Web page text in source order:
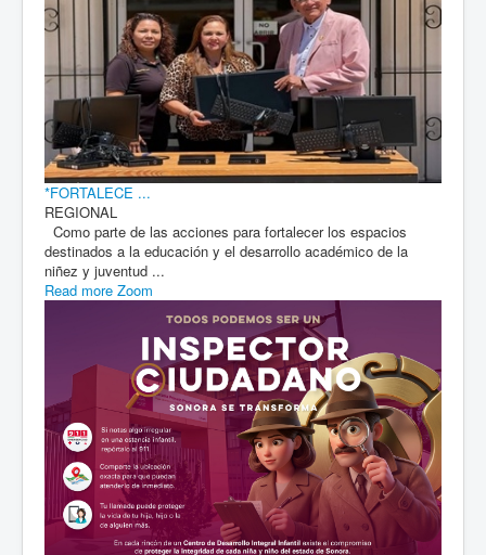
*FORTALECE ...
REGIONAL
Como parte de las acciones para fortalecer los espacios
destinados a la educación y el desarrollo académico de la
niñez y juventud ...
Read more Zoom